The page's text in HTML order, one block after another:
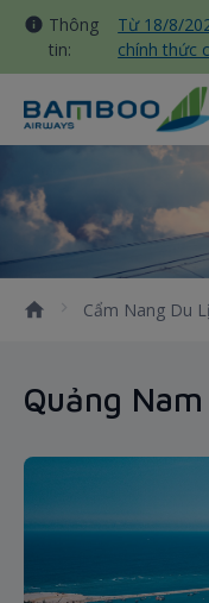
Thông
tin:
Từ 18/8/
chính thức
bay nội địa
Sơn Nhất
Quảng Nam
Cẩm Nang Du
Quảng Nam